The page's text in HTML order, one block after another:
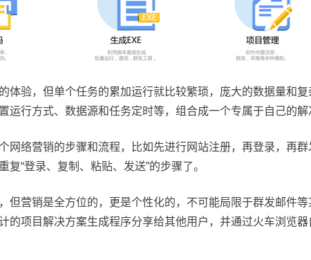
验，但单个任务的累加运行就比较繁琐，庞大的数据量和复
行方式、数据源和任务定时等，组合成一个专属于自己的解
营销的步骤和流程，比如先进行网站注册，再登录，再群
“登录、复制、粘贴、发送”的步骤了。
营销是全方位的，更是个性化的，不可能局限于群发邮件等
的项目解决方案生成程序分享给其他用户，并通过火车浏览